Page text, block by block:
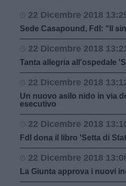
22 Dicembre 2018
Sede Casapound, FdI: "Il
22 Dicembre 2018
Tanta allegria all'ospedale
22 Dicembre 2018
Un nuovo asilo nido in via
esecutivo
22 Dicembre 2018
FdI dona il libro 'Setta di
22 Dicembre 2018
La Giunta approva i nuovi